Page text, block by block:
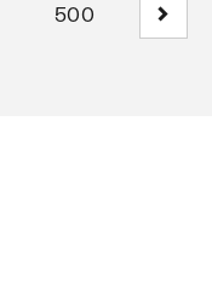
500